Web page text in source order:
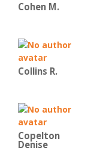
Cohen M.
Collins R.
Copelton
Denise